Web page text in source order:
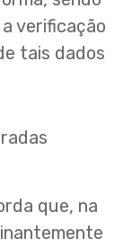
verificação
tais dados
que, na